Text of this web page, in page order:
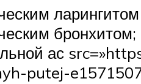
бронхитом;
ас
putej-